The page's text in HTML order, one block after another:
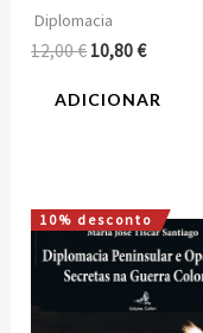
Diplomacia
12,00€ 10,80€
ADICIONAR
10% desconto
O
preço
original
O
preço
atual
é:
19,80 €.